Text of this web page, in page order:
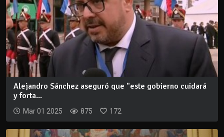
Alejandro Sánchez aseguró que "este gobierno cuidará
y forta...
Mar 01 2025 875 172